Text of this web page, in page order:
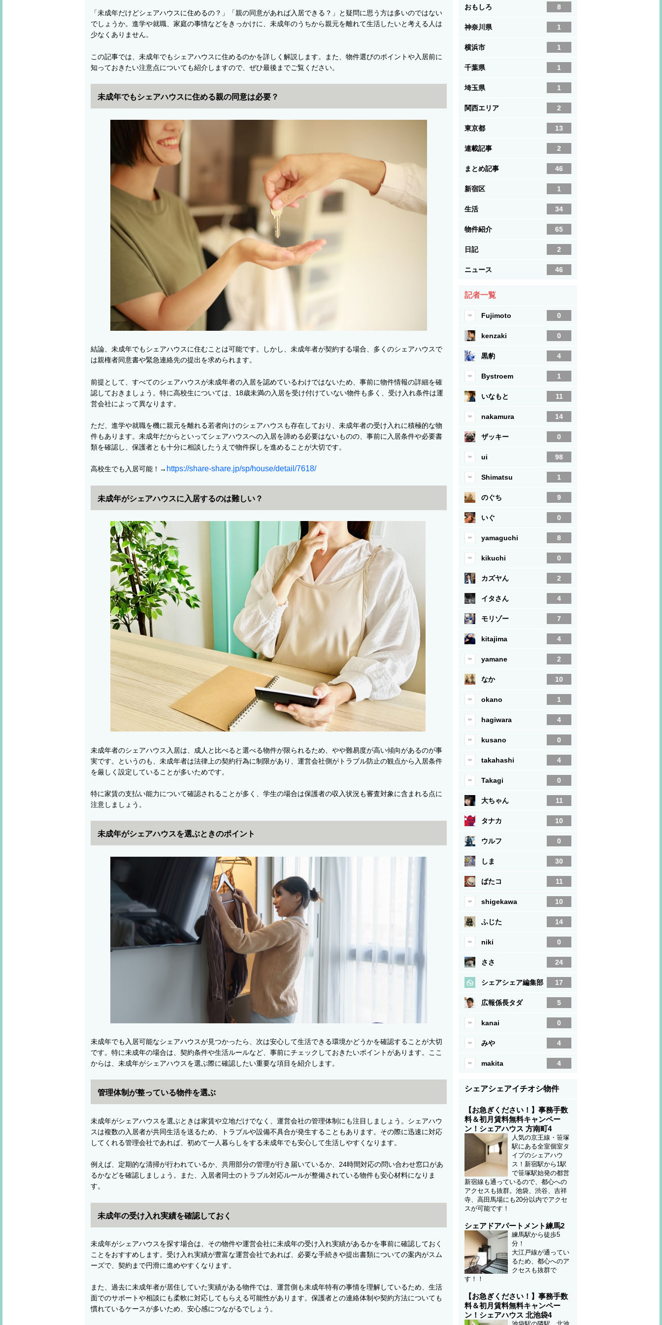
「未成年だけどシェアハウスに住めるの？」「親の同意があれば入居できる？」と疑問に思う方は多いのではない
でしょうか。進学や就職、家庭の事情などをきっかけに、未成年のうちから親元を離れて生活したいと考える人は
少なくありません。
この記事では、未成年でもシェアハウスに住めるのかを詳しく解説します。また、物件選びのポイントや入居前に
知っておきたい注意点についても紹介しますので、ぜひ最後までご覧ください。
未成年でもシェアハウスに住める親の同意は必要？
結論、未成年でもシェアハウスに住むことは可能です。しかし、未成年者が契約する場合、多くのシェアハウスで
は親権者同意書や緊急連絡先の提出を求められます。
前提として、すべてのシェアハウスが未成年者の入居を認めているわけではないため、事前に物件情報の詳細を確
認しておきましょう。特に高校生については、18歳未満の入居を受け付けていない物件も多く、受け入れ条件は運
営会社によって異なります。
ただ、進学や就職を機に親元を離れる若者向けのシェアハウスも存在しており、未成年者の受け入れに積極的な物
件もあります。未成年だからといってシェアハウスへの入居を諦める必要はないものの、事前に入居条件や必要書
類を確認し、保護者とも十分に相談したうえで物件探しを進めることが大切です。
高校生でも入居可能！→ https://share-share.jp/sp/house/detail/7618/
未成年がシェアハウスに入居するのは難しい？
未成年者のシェアハウス入居は、成人と比べると選べる物件が限られるため、やや難易度が高い傾向があるのが事
実です。というのも、未成年者は法律上の契約行為に制限があり、運営会社側がトラブル防止の観点から入居条件
を厳しく設定していることが多いためです。
特に家賃の支払い能力について確認されることが多く、学生の場合は保護者の収入状況も審査対象に含まれる点に
注意しましょう。
未成年がシェアハウスを選ぶときのポイント
未成年でも入居可能なシェアハウスが見つかったら、次は安心して生活できる環境かどうかを確認することが大切
です。特に未成年の場合は、契約条件や生活ルールなど、事前にチェックしておきたいポイントがあります。ここ
からは、未成年がシェアハウスを選ぶ際に確認したい重要な項目を紹介します。
管理体制が整っている物件を選ぶ
未成年がシェアハウスを選ぶときは家賃や立地だけでなく、運営会社の管理体制にも注目しましょう。シェアハウ
スは複数の入居者が共同生活を送るため、トラブルや設備不具合が発生することもあります。その際に迅速に対応
してくれる管理会社であれば、初めて一人暮らしをする未成年でも安心して生活しやすくなります。
例えば、定期的な清掃が行われているか、共用部分の管理が行き届いているか、24時間対応の問い合わせ窓口があ
るかなどを確認しましょう。また、入居者同士のトラブル対応ルールが整備されている物件も安心材料になりま
す。
未成年の受け入れ実績を確認しておく
未成年がシェアハウスを探す場合は、その物件や運営会社に未成年の受け入れ実績があるかを事前に確認しておく
ことをおすすめします。受け入れ実績が豊富な運営会社であれば、必要な手続きや提出書類についての案内がスム
ーズで、契約まで円滑に進めやすくなります。
また、過去に未成年者が居住していた実績がある物件では、運営側も未成年特有の事情を理解しているため、生活
面でのサポートや相談にも柔軟に対応してもらえる可能性があります。保護者との連絡体制や契約方法についても
慣れているケースが多いため、安心感につながるでしょう。
8
おもしろ
1
神奈川県
1
横浜市
1
千葉県
1
埼玉県
2
関西エリア
13
東京都
2
連載記事
46
まとめ記事
1
新宿区
34
生活
65
物件紹介
2
日記
46
ニュース
記者一覧
0
Fujimoto
0
kenzaki
4
黒豹
1
Bystroem
11
いなもと
14
nakamura
0
ザッキー
98
ui
1
Shimatsu
9
のぐち
0
いぐ
8
yamaguchi
0
kikuchi
2
カズヤん
4
イタさん
7
モリゾー
4
kitajima
2
yamane
10
なか
1
okano
4
hagiwara
0
kusano
4
takahashi
0
Takagi
11
大ちゃん
10
タナカ
0
ウルフ
30
しま
11
ばたコ
10
shigekawa
14
ふじた
0
niki
24
ささ
17
シェアシェア編集部
5
広報係長タダ
0
kanai
4
みや
4
makita
シェアシェアイチオシ物件
【お急ぎください！】事務手数
料＆初月賃料無料キャンペー
ン！シェアハウス 方南町4
人気の京王線・笹塚
駅にある全室個室タ
イプのシェアハウ
ス！新宿駅から1駅
で笹塚駅始発の都営
新宿線も通っているので、都心への
アクセスも抜群。池袋、渋谷、吉祥
寺、高田馬場にも20分以内でアクセ
スが可能です！
シェアドアパートメント練馬2
練馬駅から徒歩5
分！
大江戸線が通ってい
るため、都心へのア
クセスも抜群で
す！！
【お急ぎください！】事務手数
料＆初月賃料無料キャンペー
ン！シェアハウス 北池袋4